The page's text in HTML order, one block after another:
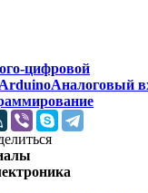
цифровой
ArduinoАналоговый